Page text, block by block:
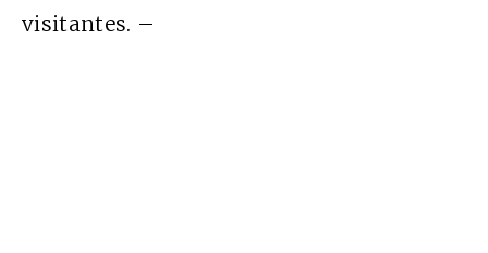
visitantes. –